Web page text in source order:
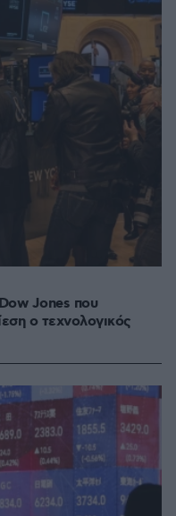
Jones που
ο τεχνολογικός